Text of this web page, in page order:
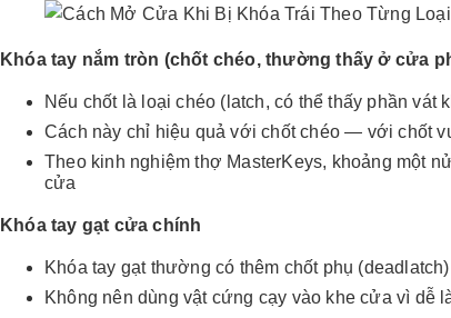
Khóa tay nắm tròn (chốt chéo, thường thấy ở cửa
Nếu chốt là loại chéo (latch, có thể thấy phần
Cách này chỉ hiệu quả với chốt chéo — với chốt
Theo kinh nghiệm thợ MasterKeys, khoảng một
cửa
Khóa tay gạt cửa chính
Khóa tay gạt thường có thêm chốt phụ
Không nên dùng vật cứng cạy vào khe cửa vì dễ